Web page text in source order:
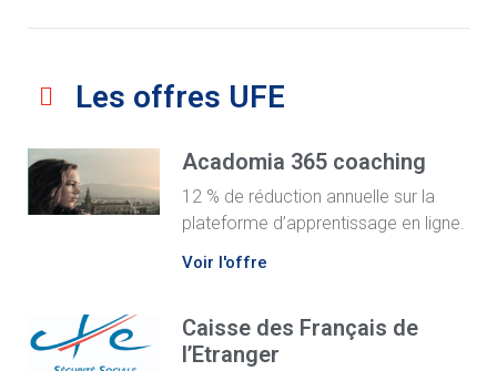
Les offres UFE
Acadomia 365 coaching
12 % de réduction annuelle sur la
plateforme d’apprentissage en ligne.
Voir l'offre
Caisse des Français de
l’Etranger